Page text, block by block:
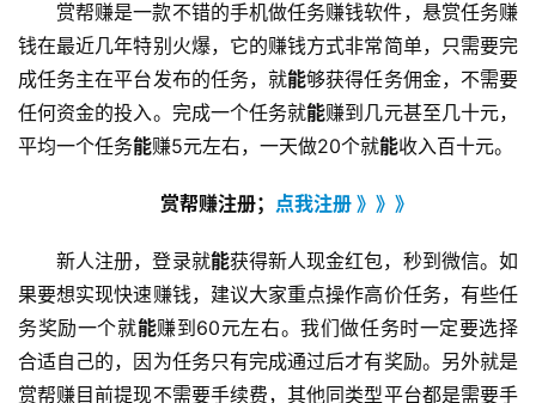
赏帮赚是一款不错的手机做任务赚钱软件，悬赏任务赚
钱在最近几年特别火爆，它的赚钱方式非常简单，只需要完
成任务主在平台发布的任务，就能够获得任务佣金，不需要
任何资金的投入。完成一个任务就能赚到几元甚至几十元，
平均一个任务能赚5元左右，一天做20个就能收入百十元。
赏帮赚注册； 点我注册 》》》
新人注册，登录就能获得新人现金红包，秒到微信。如
果要想实现快速赚钱，建议大家重点操作高价任务，有些任
务奖励一个就能赚到60元左右。我们做任务时一定要选择
合适自己的，因为任务只有完成通过后才有奖励。另外就是
赏帮赚目前提现不需要手续费，其他同类型平台都是需要手